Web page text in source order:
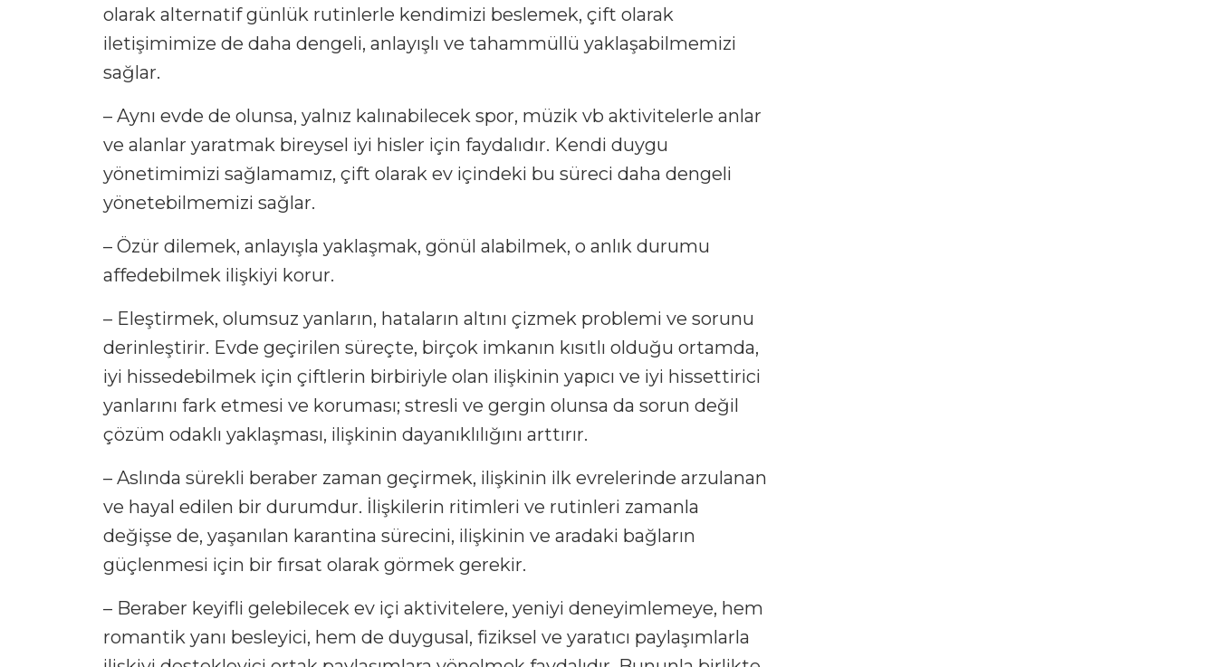
olarak alternatif günlük rutinlerle kendimizi beslemek, çift olarak
iletişimimize de daha dengeli, anlayışlı ve tahammüllü yaklaşabilmemizi
sağlar.
– Aynı evde de olunsa, yalnız kalınabilecek spor, müzik vb aktivitelerle anlar
ve alanlar yaratmak bireysel iyi hisler için faydalıdır. Kendi duygu
yönetimimizi sağlamamız, çift olarak ev içindeki bu süreci daha dengeli
yönetebilmemizi sağlar.
– Özür dilemek, anlayışla yaklaşmak, gönül alabilmek, o anlık durumu
affedebilmek ilişkiyi korur.
– Eleştirmek, olumsuz yanların, hataların altını çizmek problemi ve sorunu
derinleştirir. Evde geçirilen süreçte, birçok imkanın kısıtlı olduğu ortamda,
iyi hissedebilmek için çiftlerin birbiriyle olan ilişkinin yapıcı ve iyi hissettirici
yanlarını fark etmesi ve koruması; stresli ve gergin olunsa da sorun değil
çözüm odaklı yaklaşması, ilişkinin dayanıklılığını arttırır.
– Aslında sürekli beraber zaman geçirmek, ilişkinin ilk evrelerinde arzulanan
ve hayal edilen bir durumdur. İlişkilerin ritimleri ve rutinleri zamanla
değişse de, yaşanılan karantina sürecini, ilişkinin ve aradaki bağların
güçlenmesi için bir fırsat olarak görmek gerekir.
– Beraber keyifli gelebilecek ev içi aktivitelere, yeniyi deneyimlemeye, hem
romantik yanı besleyici, hem de duygusal, fiziksel ve yaratıcı paylaşımlarla